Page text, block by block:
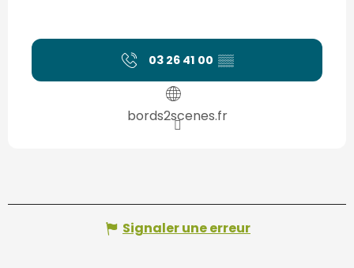
03 26 41 00 ▒▒
bords2scenes.fr
Signaler une erreur